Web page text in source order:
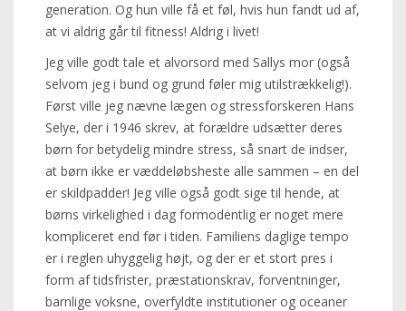
generation. Og hun ville få et føl, hvis hun fandt ud af,
at vi aldrig går til fitness! Aldrig i livet!
Jeg ville godt tale et alvorsord med Sallys mor (også
selvom jeg i bund og grund føler mig utilstrækkelig!).
Først ville jeg nævne lægen og stressforskeren Hans
Selye, der i 1946 skrev, at forældre udsætter deres
børn for betydelig mindre stress, så snart de indser,
at børn ikke er væddeløbsheste alle sammen – en del
er skildpadder! Jeg ville også godt sige til hende, at
børns virkelighed i dag formodentlig er noget mere
kompliceret end før i tiden. Familiens daglige tempo
er i reglen uhyggelig højt, og der er et stort pres i
form af tidsfrister, præstationskrav, forventninger,
barnlige voksne, overfyldte institutioner og oceaner